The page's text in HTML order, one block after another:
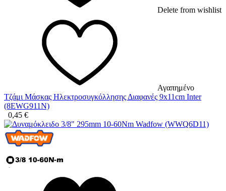
Delete from wishlist
Αγαπημένο
Τζάμι Μάσκας Ηλεκτροσυγκόλλησης Διαφανές 9x11cm Inter
(8EWG911N)
0,45 €